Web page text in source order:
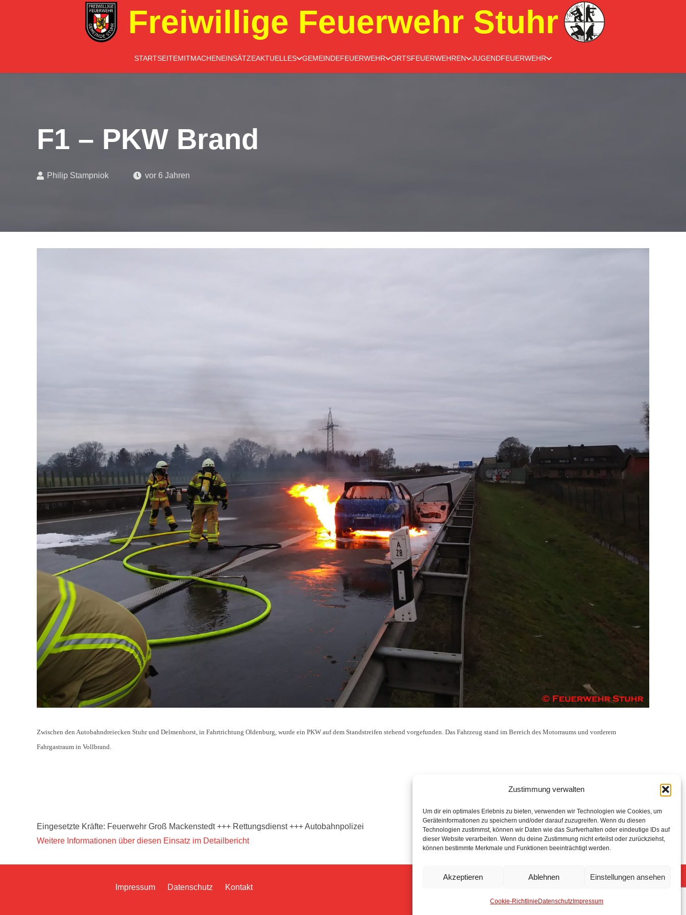
Zustimmung verwalten
Um dir ein optimales Erlebnis zu bieten, verwenden wir Technologien wie Cookies, um
Geräteinformationen zu speichern und/oder darauf zuzugreifen. Wenn du diesen
Technologien zustimmst, können wir Daten wie das Surfverhalten oder eindeutige IDs auf
dieser Website verarbeiten. Wenn du deine Zustimmung nicht erteilst oder zurückziehst,
können bestimmte Merkmale und Funktionen beeinträchtigt werden.
Akzeptieren Ablehnen Einstellungen ansehen
Cookie-Richtlinie DatenschutzImpressum
Freiwillige Feuerwehr Stuhr
STARTSEITEMITMACHENEINSÄTZEAKTUELLES GEMEINDEFEUERWEHR ORTSFEUERWEHREN JUGENDFEUERWEHR
F1 – PKW Brand
Philip Stampniok vor 6 Jahren
Zwischen den Autobahndreiecken Stuhr und Delmenhorst, in Fahrtrichtung Oldenburg, wurde ein PKW auf dem Standstreifen stehend vorgefunden. Das Fahrzeug stand im Bereich des Motorraums und vorderem
Fahrgastraum in Vollbrand.
Eingesetzte Kräfte: Feuerwehr Groß Mackenstedt +++ Rettungsdienst +++ Autobahnpolizei
Weitere Informationen über diesen Einsatz im Detailbericht
Impressum Datenschutz Kontakt
Anmelden